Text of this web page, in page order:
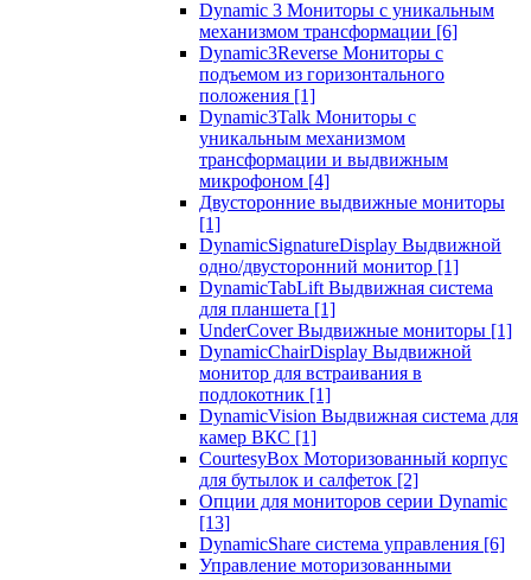
Dynamic 3 Мониторы с уникальным
механизмом трансформации [6]
Dynamic3Reverse Мониторы с
подъемом из горизонтального
положения [1]
Dynamic3Talk Мониторы с
уникальным механизмом
трансформации и выдвижным
микрофоном [4]
Двусторонние выдвижные мониторы
[1]
DynamicSignatureDisplay Выдвижной
одно/двусторонний монитор [1]
DynamicTabLift Выдвижная система
для планшета [1]
UnderCover Выдвижные мониторы [1]
DynamicChairDisplay Выдвижной
монитор для встраивания в
подлокотник [1]
DynamicVision Выдвижная система для
камер ВКС [1]
CourtesyBox Моторизованный корпус
для бутылок и салфеток [2]
Опции для мониторов серии Dynamic
[13]
DynamicShare система управления [6]
Управление моторизованными